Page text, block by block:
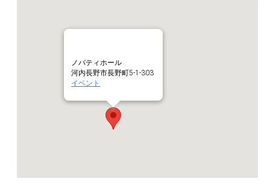
ノバティホール
河内長野市長野町5-1-303
イベント